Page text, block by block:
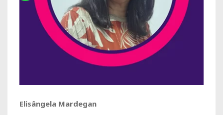
Elisângela Mardegan